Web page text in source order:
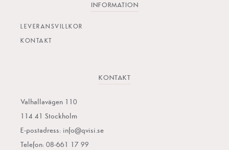
INFORMATION
LEVERANSVILLKOR
KONTAKT
KONTAKT
Valhallavägen 110
114 41 Stockholm
E-postadress: info@qvisi.se
Telefon: 08-661 17 99